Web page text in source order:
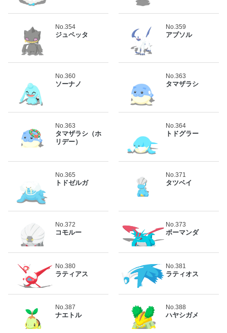
No.354
ジュペッタ
No.359
アブソル
No.360
ソーナノ
No.363
タマザラシ
No.363
タマザラシ（ホ
リデー）
No.364
トドグラー
No.365
トドゼルガ
No.371
タツベイ
No.372
コモルー
No.373
ボーマンダ
No.380
ラティアス
No.381
ラティオス
No.387
ナエトル
No.388
ハヤシガメ